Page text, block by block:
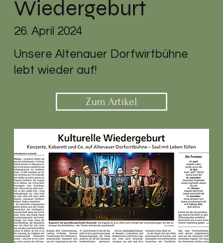
Wiedergeburt
26. April 2024
Unsere Altenauer Dorfwirtbühne
lebt wieder auf!
Zum Artikel